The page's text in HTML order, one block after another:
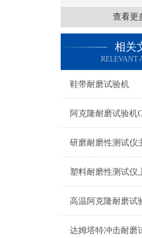
查看更
相关
RELEVANT
鞋带耐磨试验机
阿克隆耐磨试验机
高温阿克隆耐磨试
达姆塔特冲击耐磨